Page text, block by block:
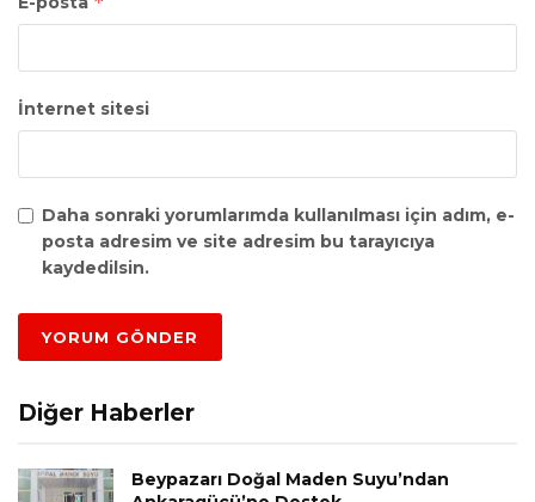
İnternet sitesi
Daha sonraki yorumlarımda kullanılması için adım, e-
posta adresim ve site adresim bu tarayıcıya
kaydedilsin.
Diğer Haberler
Beypazarı Doğal Maden Suyu’ndan